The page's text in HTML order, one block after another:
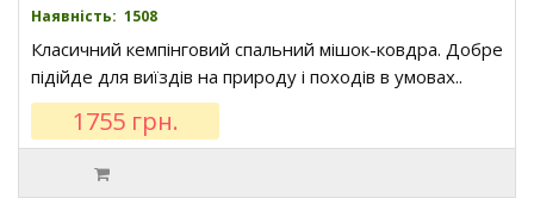
Наявність: 1508
Класичний кемпінговий спальний мішок-ковдра. Добре
підійде для виїздів на природу і походів в умовах..
1755 грн.